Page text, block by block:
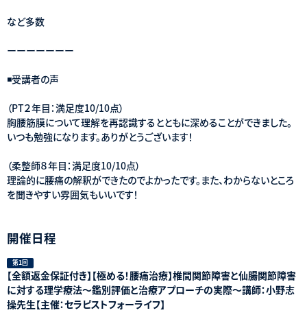
など多数
ーーーーーーー
◾️受講者の声
（PT２年目：満足度10/10点）
胸腰筋膜について理解を再認識するとともに深めることができました。
いつも勉強になります。ありがとうございます！
（柔整師８年目：満足度10/10点）
理論的に腰痛の解釈ができたのでよかったです。また、わからないところ
を聞きやすい雰囲気もいいです！
開催日程
第1回
【全額返金保証付き】【極める！腰痛治療】椎間関節障害と仙腸関節障害
に対する理学療法～鑑別評価と治療アプローチの実際～講師：⼩野志
操先生【主催：セラピストフォーライフ】